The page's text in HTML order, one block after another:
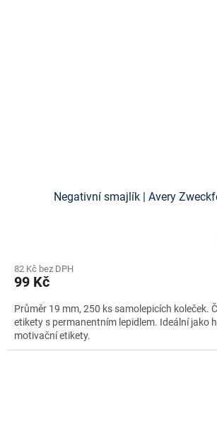
Negativní smajlík | Avery
82 Kč bez DPH
99 Kč
Průměr 19 mm, 250 ks samolepicích koleček.
etikety s permanentním lepidlem. Ideální jako
motivační etikety.